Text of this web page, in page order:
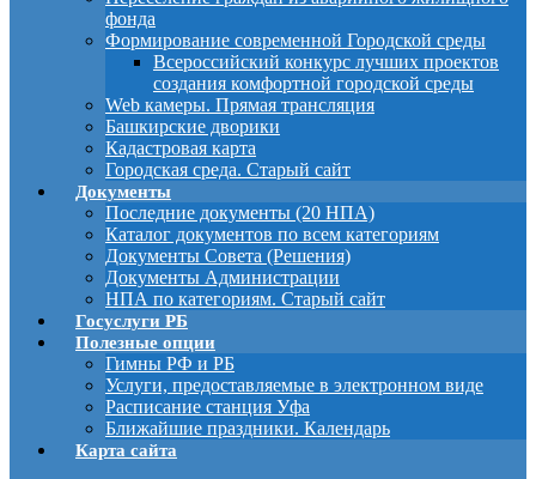
фонда
Формирование современной Городской среды
Всероссийский конкурс лучших проектов
создания комфортной городской среды
Web камеры. Прямая трансляция
Башкирские дворики
Кадастровая карта
Городская среда. Старый сайт
Документы
Последние документы (20 НПА)
Каталог документов по всем категориям
Документы Совета (Решения)
Документы Администрации
НПА по категориям. Старый сайт
Госуслуги РБ
Полезные опции
Гимны РФ и РБ
Услуги, предоставляемые в электронном виде
Расписание станция Уфа
Ближайшие праздники. Календарь
Карта сайта